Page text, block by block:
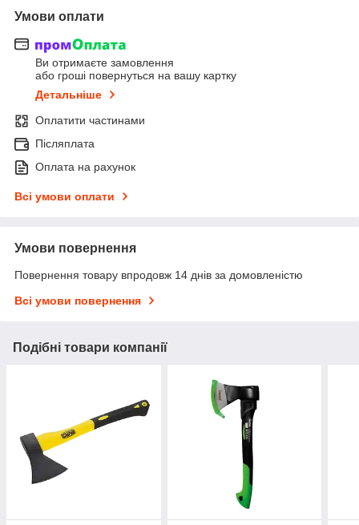
Умови оплати
Ви отримаєте замовлення
або гроші повернуться на вашу картку
Детальніше
Оплатити частинами
Післяплата
Оплата на рахунок
Всі умови оплати
Умови повернення
Повернення товару впродовж 14 днів за домовленістю
Всі умови повернення
Подібні товари компанії